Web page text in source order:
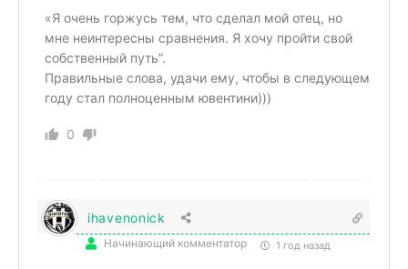
«Я очень горжусь тем, что сделал мой отец, но
мне неинтересны сравнения. Я хочу пройти свой
собственный путь”.
Правильные слова, удачи ему, чтобы в следующем
году стал полноценным ювентини)))
0
ihavenonick
Начинающий комментатор 1 год назад